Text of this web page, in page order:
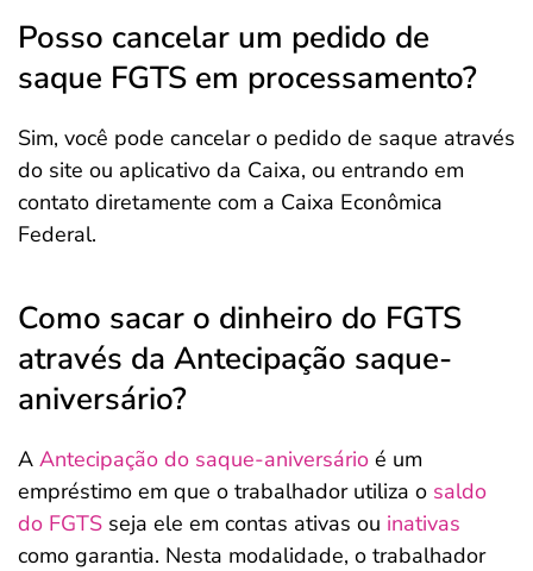
Posso cancelar um pedido de
saque FGTS em processamento?
Sim, você pode cancelar o pedido de saque através
do site ou aplicativo da Caixa, ou entrando em
contato diretamente com a Caixa Econômica
Federal.
Como sacar o dinheiro do FGTS
através da Antecipação saque-
aniversário?
A Antecipação do saque-aniversário é um
empréstimo em que o trabalhador utiliza o saldo
do FGTS seja ele em contas ativas ou inativas
como garantia. Nesta modalidade, o trabalhador